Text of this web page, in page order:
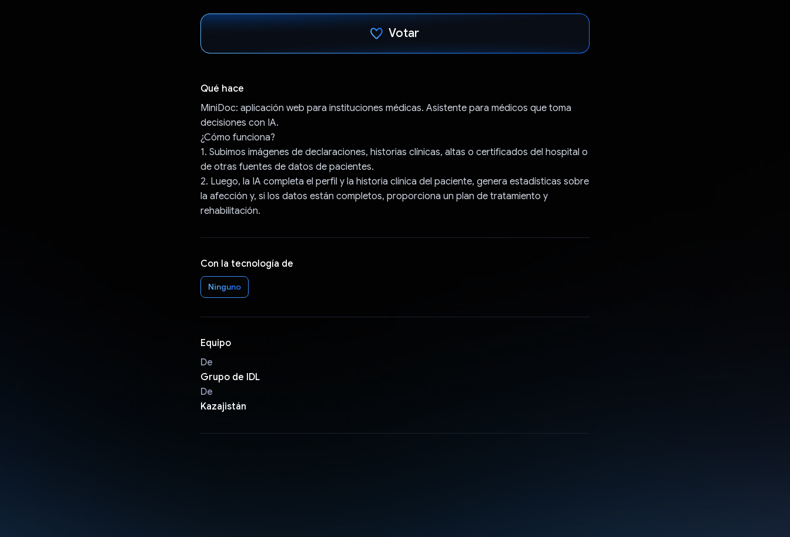
Votar
Qué hace
MiniDoc: aplicación web para instituciones médicas. Asistente para médicos que toma
decisiones con IA.
¿Cómo funciona?
1. Subimos imágenes de declaraciones, historias clínicas, altas o certificados del hospital o
de otras fuentes de datos de pacientes.
2. Luego, la IA completa el perfil y la historia clínica del paciente, genera estadísticas sobre
la afección y, si los datos están completos, proporciona un plan de tratamiento y
rehabilitación.
Con la tecnología de
Ninguno
Equipo
De
Grupo de IDL
De
Kazajistán